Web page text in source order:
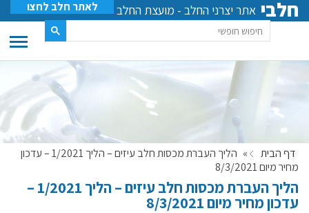
חלבי אתר יצרני החלב - מועצת החלב לאתר חלב לחצו
דף הבית »
הליך העברת מכסות חלב עיזים – הליך 1/2021 – עדכון
מחיר מיום 8/3/2021
הליך העברת מכסות חלב עיזים – הליך 1/2021 –
עדכון מחיר מיום 8/3/2021